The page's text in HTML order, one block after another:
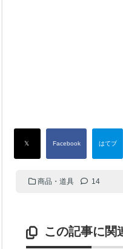
商品・道具 14
この記事に関